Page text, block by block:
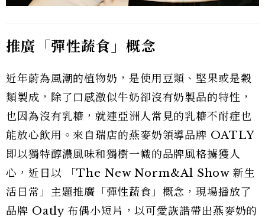
推廣「彈性蔬食」概念
近年蔚為風潮的植物奶，是使用豆類、堅果或是穀
類製成，除了口感激似牛奶卻沒有奶製品的特性，
也因為沒有乳糖，就連亞洲人常見的乳糖不耐症也
能放心飲用。來自瑞店的燕麥奶領導品牌 OATLY
即以獨特醇濃風味和獨樹一幟的品牌風格擄獲人
心，近日以 「The New Norm&Al Show 新生
活日常」主題推廣「彈性蔬食」概念，現場播放了
品牌 Oatly 布偶小短片，以可愛詼諧帶出燕麥奶的